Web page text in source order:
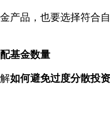
品，也要选择符合
基金数量
如何避免过度分散投